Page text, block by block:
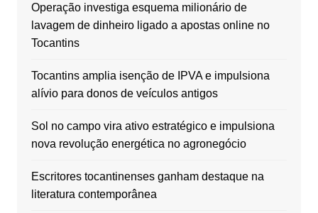
Operação investiga esquema milionário de
lavagem de dinheiro ligado a apostas online no
Tocantins
Tocantins amplia isenção de IPVA e impulsiona
alívio para donos de veículos antigos
Sol no campo vira ativo estratégico e impulsiona
nova revolução energética no agronegócio
Escritores tocantinenses ganham destaque na
literatura contemporânea